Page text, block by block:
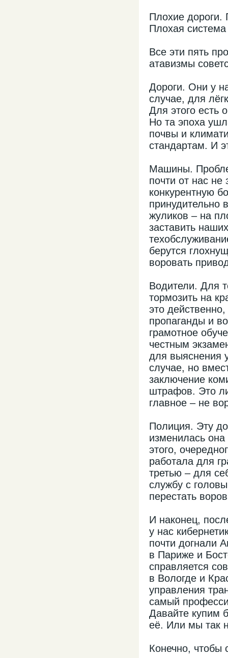
Плохие
Плохая система
Все эти пять
атавизмы
Дороги. Они у
случае, для
Для этого есть
Но та эпоха
почвы и
стандартам. И
Машины.
почти от нас
конкурентную
принудительно
жуликов – на
заставить
берутся
воровать
Водители. Для
тормозить на
это
пропаганды и
грамотное
честным
для выяснения
случае, но
заключение
штрафов. Это
главное – не
Полиция. Эту
изменилась
этого,
работала для
третью – для
службу с
перестать
И наконец,
у нас
почти догнали
в Париже и
справляется
в Вологде и
управления
самый
Давайте купим
её. Или мы так
Конечно, чтобы